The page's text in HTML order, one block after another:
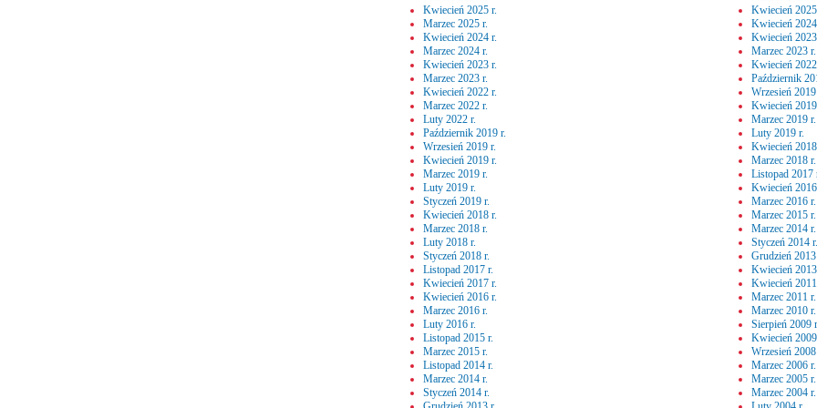
Kwiecień 2025 r.
Marzec 2025 r.
Kwiecień 2024 r.
Marzec 2024 r.
Kwiecień 2023 r.
Marzec 2023 r.
Kwiecień 2022 r.
Marzec 2022 r.
Luty 2022 r.
Październik 2019 r.
Wrzesień 2019 r.
Kwiecień 2019 r.
Marzec 2019 r.
Luty 2019 r.
Styczeń 2019 r.
Kwiecień 2018 r.
Marzec 2018 r.
Luty 2018 r.
Styczeń 2018 r.
Listopad 2017 r.
Kwiecień 2017 r.
Kwiecień 2016 r.
Marzec 2016 r.
Luty 2016 r.
Listopad 2015 r.
Marzec 2015 r.
Listopad 2014 r.
Marzec 2014 r.
Styczeń 2014 r.
Kwiecień
Kwiecień
Kwiecień
Marzec 2023 r.
Kwiecień
Październik
Wrzesień 2019
Kwiecień
Marzec 2019 r.
Luty 2019 r.
Kwiecień
Marzec 2018 r.
Listopad 2017
Kwiecień
Marzec 2016 r.
Marzec 2015 r.
Marzec 2014 r.
Styczeń 2014 r.
Grudzień 2013
Kwiecień
Kwiecień
Marzec 2011 r.
Marzec 2010 r.
Sierpień 2009
Kwiecień
Wrzesień 2008
Marzec 2006 r.
Marzec 2005 r.
Marzec 2004 r.